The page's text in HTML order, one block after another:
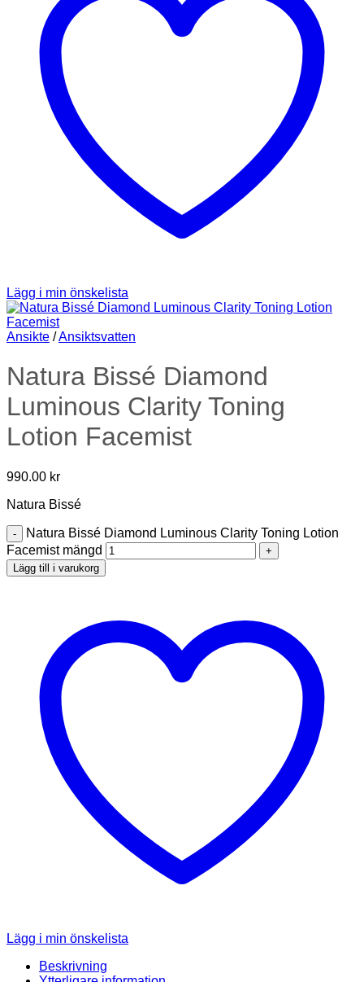
Lägg i min önskelista
Ansikte /Ansiktsvatten
Natura Bissé Diamond
Luminous Clarity Toning
Lotion Facemist
990.00 kr
Natura Bissé
Natura Bissé Diamond Luminous Clarity Toning Lotion
Facemist mängd
Lägg till i varukorg
Lägg i min önskelista
Beskrivning